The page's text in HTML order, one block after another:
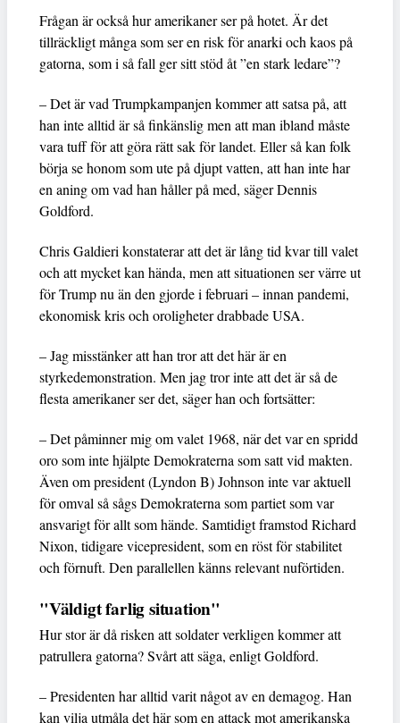
Frågan är också hur amerikaner ser på hotet. Är det
tillräckligt många som ser en risk för anarki och kaos på
gatorna, som i så fall ger sitt stöd åt ”en stark ledare”?
– Det är vad Trumpkampanjen kommer att satsa på, att
han inte alltid är så finkänslig men att man ibland måste
vara tuff för att göra rätt sak för landet. Eller så kan folk
börja se honom som ute på djupt vatten, att han inte har
en aning om vad han håller på med, säger Dennis
Goldford.
Chris Galdieri konstaterar att det är lång tid kvar till valet
och att mycket kan hända, men att situationen ser värre ut
för Trump nu än den gjorde i februari – innan pandemi,
ekonomisk kris och oroligheter drabbade USA.
– Jag misstänker att han tror att det här är en
styrkedemonstration. Men jag tror inte att det är så de
flesta amerikaner ser det, säger han och fortsätter:
– Det påminner mig om valet 1968, när det var en spridd
oro som inte hjälpte Demokraterna som satt vid makten.
Även om president (Lyndon B) Johnson inte var aktuell
för omval så sågs Demokraterna som partiet som var
ansvarigt för allt som hände. Samtidigt framstod Richard
Nixon, tidigare vicepresident, som en röst för stabilitet
och förnuft. Den parallellen känns relevant nuförtiden.
"Väldigt farlig situation"
Hur stor är då risken att soldater verkligen kommer att
patrullera gatorna? Svårt att säga, enligt Goldford.
– Presidenten har alltid varit något av en demagog. Han
kan vilja utmåla det här som en attack mot amerikanska